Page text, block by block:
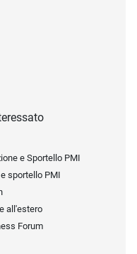
e Sportello PMI
sportello PMI
all'estero
Forum